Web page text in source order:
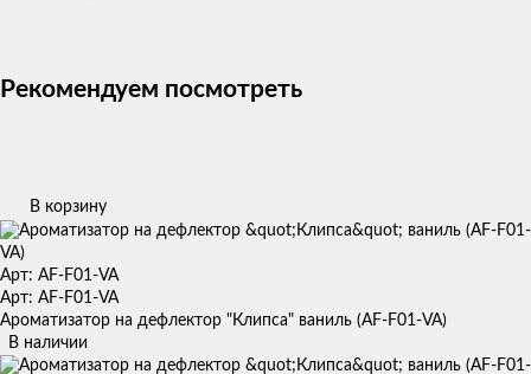
Рекомендуем посмотреть
В корзину
Арт: AF-F01-VA
Арт: AF-F01-VA
Ароматизатор на дефлектор "Клипса" ваниль (AF-F01-VA)
В наличии